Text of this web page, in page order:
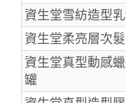
資生堂雪紡造型
資生堂柔亮層次
資生堂真型動感
罐